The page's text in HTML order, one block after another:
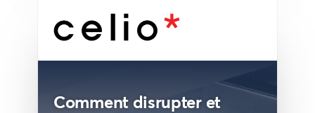
Comment disrupter et